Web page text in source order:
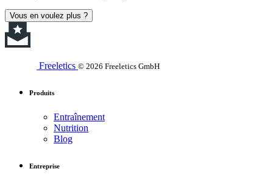
Vous en voulez plus ?
Freeletics © 2026 Freeletics GmbH
Produits
Entraînement
Nutrition
Blog
Entreprise